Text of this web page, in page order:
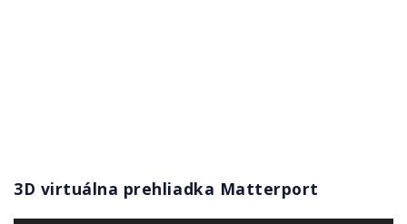
3D virtuálna prehliadka Matterport